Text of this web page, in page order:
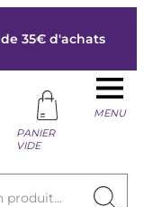
35€ d'achats
produit...
PANIER
VIDE
MENU